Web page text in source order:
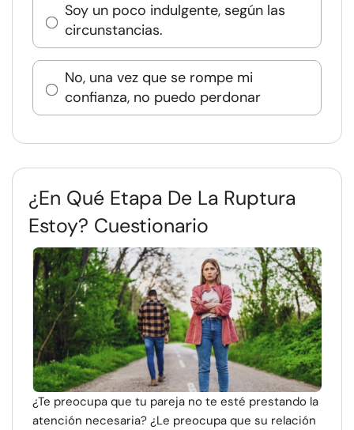
Soy un poco indulgente, según las
circunstancias.
No, una vez que se rompe mi
confianza, no puedo perdonar
¿En Qué Etapa De La Ruptura
Estoy? Cuestionario
¿Te preocupa que tu pareja no te esté prestando la
atención necesaria? ¿Le preocupa que su relación